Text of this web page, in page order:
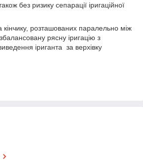
без ризику сепарації іригаційної
кінчику, розташованих паралельно між
рясну іригацію з
іриганта за верхівку